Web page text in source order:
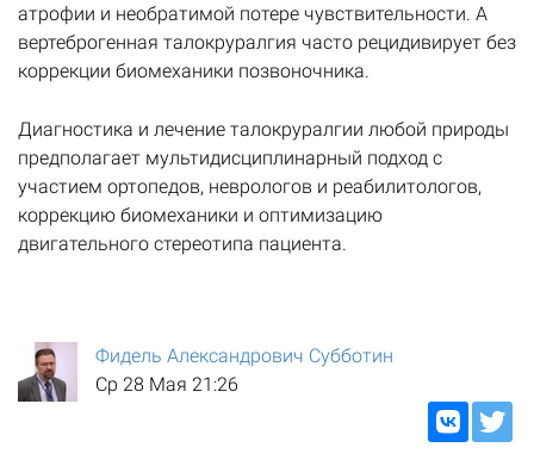
атрофии и необратимой потере чувствительности. А
вертеброгенная талокруралгия часто рецидивирует без
коррекции биомеханики позвоночника.
Диагностика и лечение талокруралгии любой природы
предполагает мультидисциплинарный подход с
участием ортопедов, неврологов и реабилитологов,
коррекцию биомеханики и оптимизацию
двигательного стереотипа пациента.
Фидель Александрович Субботин
Ср 28 Мая 21:26